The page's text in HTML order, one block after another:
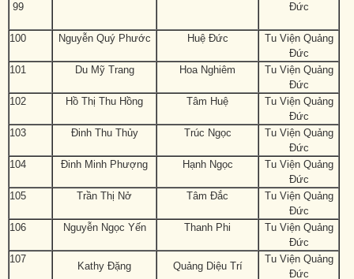
99
Đức
100 Nguyễn Quý Phước Huệ Đức
Tu Viện Quảng
Đức
101
Du Mỹ Trang Hoa Nghiêm
Tu Viện Quảng
Đức
102
Hồ Thị Thu Hồng Tâm Huệ
Tu Viện Quảng
Đức
103
Đinh Thu Thủy Trúc Ngọc
Tu Viện Quảng
Đức
104
Đinh Minh Phượng Hạnh Ngọc
Tu Viện Quảng
Đức
105
Trần Thị Nở Tâm Đắc
Tu Viện Quảng
Đức
106
Nguyễn Ngọc Yến Thanh Phi
Tu Viện Quảng
Đức
107
Kathy Đặng Quảng Diệu Trí
Tu Viện Quảng
Đức